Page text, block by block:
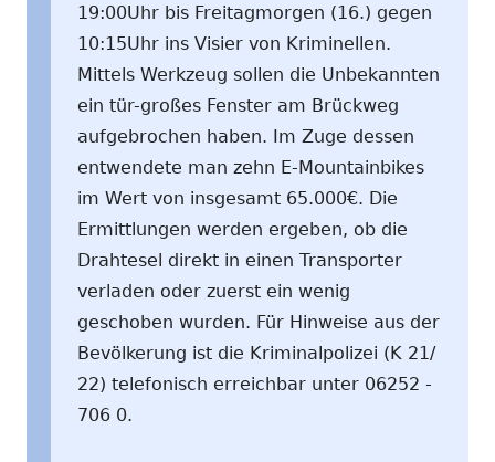
19:00Uhr bis Freitagmorgen (16.) gegen
10:15Uhr ins Visier von Kriminellen.
Mittels Werkzeug sollen die Unbekannten
ein tür-großes Fenster am Brückweg
aufgebrochen haben. Im Zuge dessen
entwendete man zehn E-Mountainbikes
im Wert von insgesamt 65.000€. Die
Ermittlungen werden ergeben, ob die
Drahtesel direkt in einen Transporter
verladen oder zuerst ein wenig
geschoben wurden. Für Hinweise aus der
Bevölkerung ist die Kriminalpolizei (K 21/
22) telefonisch erreichbar unter 06252 -
706 0.